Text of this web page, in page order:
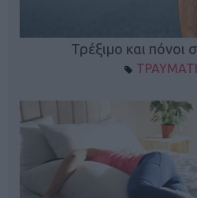
Τρέξιμο και πόνοι